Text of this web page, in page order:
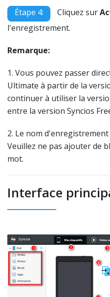
Étape 4: Cliquez sur
l'enregistrement.
Remarque:
1. Vous pouvez passer
Ultimate à partir de la
continuer à utiliser la
entre la version Syncios
2. Le nom d'enregistrement
Veuillez ne pas ajouter de
mot.
Interface